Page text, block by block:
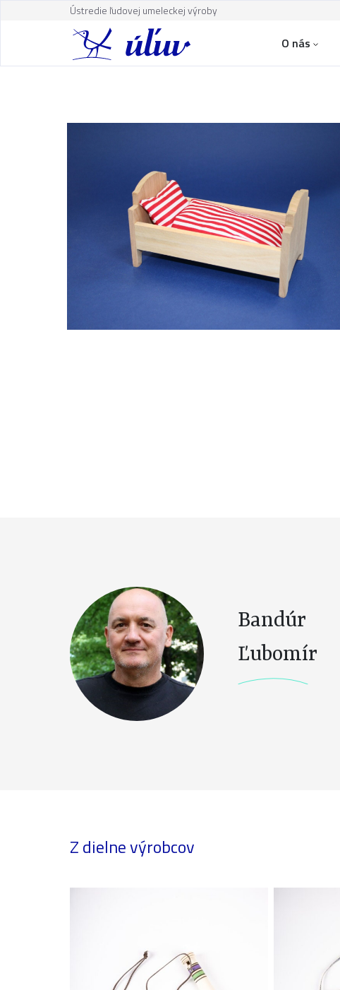
Ústredie ľudovej umeleckej výroby
O nás
Bandúr
Ľubomír
Z dielne výrobcov